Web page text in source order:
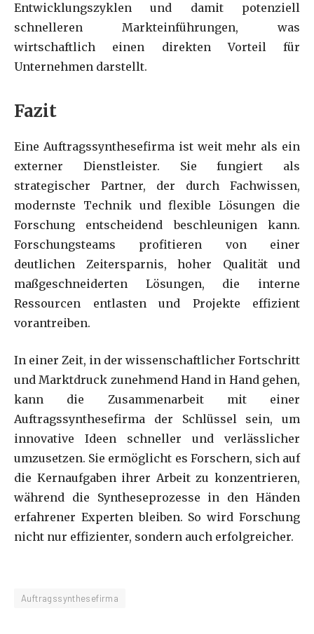
Entwicklungszyklen und damit potenziell
schnelleren Markteinführungen, was
wirtschaftlich einen direkten Vorteil für
Unternehmen darstellt.
Fazit
Eine Auftragssynthesefirma ist weit mehr als ein
externer Dienstleister. Sie fungiert als
strategischer Partner, der durch Fachwissen,
modernste Technik und flexible Lösungen die
Forschung entscheidend beschleunigen kann.
Forschungsteams profitieren von einer
deutlichen Zeitersparnis, hoher Qualität und
maßgeschneiderten Lösungen, die interne
Ressourcen entlasten und Projekte effizient
vorantreiben.
In einer Zeit, in der wissenschaftlicher Fortschritt
und Marktdruck zunehmend Hand in Hand gehen,
kann die Zusammenarbeit mit einer
Auftragssynthesefirma der Schlüssel sein, um
innovative Ideen schneller und verlässlicher
umzusetzen. Sie ermöglicht es Forschern, sich auf
die Kernaufgaben ihrer Arbeit zu konzentrieren,
während die Syntheseprozesse in den Händen
erfahrener Experten bleiben. So wird Forschung
nicht nur effizienter, sondern auch erfolgreicher.
Auftragssynthesefirma